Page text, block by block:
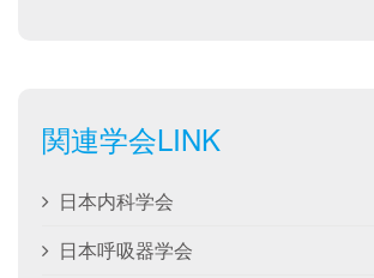
関連学会LINK
日本内科学会
日本呼吸器学会